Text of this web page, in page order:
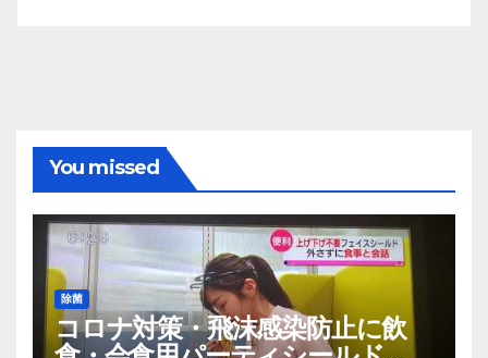
You missed
除菌
コロナ対策・飛沫感染防止に飲